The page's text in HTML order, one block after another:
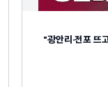
"광안리·전포 뜨